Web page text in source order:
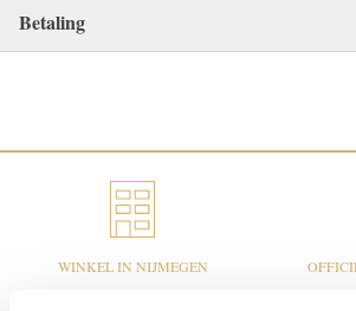
Betaling
WINKEL IN NIJMEGEN